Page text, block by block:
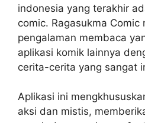
indonesia yang terakhir
comic. Ragasukma Comic
pengalaman membaca
aplikasi komik lainnya
cerita-cerita yang sangat
Aplikasi ini
aksi dan mistis,